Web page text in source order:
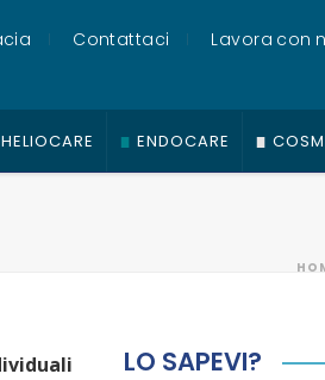
Contattaci Lavora con
HELIOCARE ENDOCARE
LO SAPEVI?